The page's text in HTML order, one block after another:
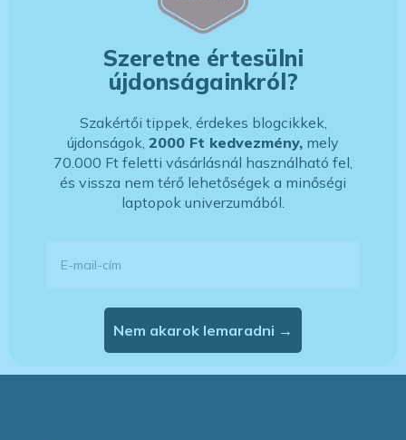
Szeretne értesülni
újdonságainkról?
Szakértői tippek, érdekes blogcikkek,
újdonságok, 2000 Ft kedvezmény, mely
70.000 Ft feletti vásárlásnál használható fel,
és vissza nem térő lehetőségek a minőségi
laptopok univerzumából.
Nem akarok lemaradni →